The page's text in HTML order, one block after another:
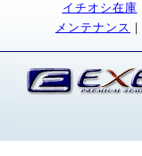
イチオシ在庫
メンテナンス ｜